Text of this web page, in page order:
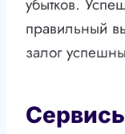
убытков.
правильный
залог